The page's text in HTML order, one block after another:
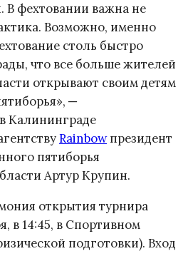
В фехтовании важна не
Возможно, именно
столь быстро
что все больше жителей
открывают своим детям
─
Калининграде
Rainbowпрезидент
пятиборья
Артур Крупин.
открытия турнира
в 14:45, в Спортивном
подготовки). Вход